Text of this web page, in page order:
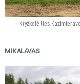
Kryžkelė ties
MIKALAVAS